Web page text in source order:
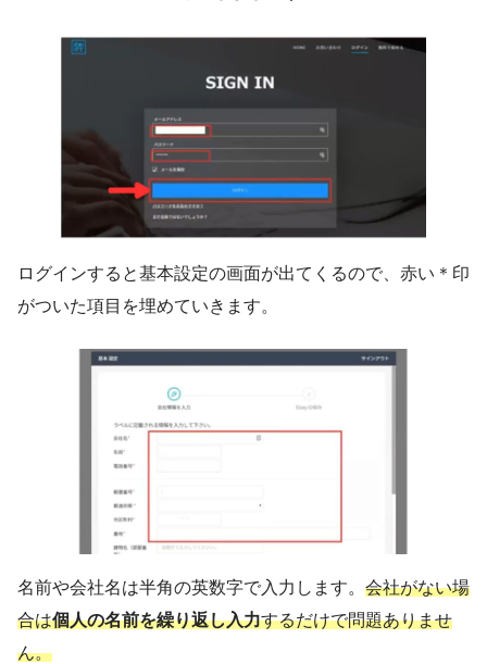
ログインすると基本設定の画面が出てくるので、赤い＊印
がついた項目を埋めていきます。
名前や会社名は半角の英数字で入力します。 会社がない場
合は個人の名前を繰り返し入力するだけで問題ありませ
ん。